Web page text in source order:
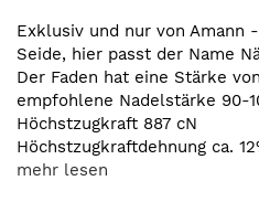
springen
Exklusiv und nur von Amann
Seide, hier passt der Name
Der Faden hat eine Stärke
empfohlene Nadelstärke 90-
Höchstzugkraft 887 cN
Höchstzugkraftdehnung ca.
mehr lesen